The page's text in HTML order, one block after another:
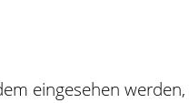
eingesehen